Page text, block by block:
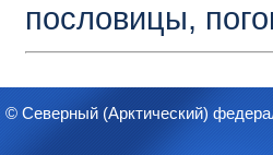
пословицы,
© Северный (Арктический)